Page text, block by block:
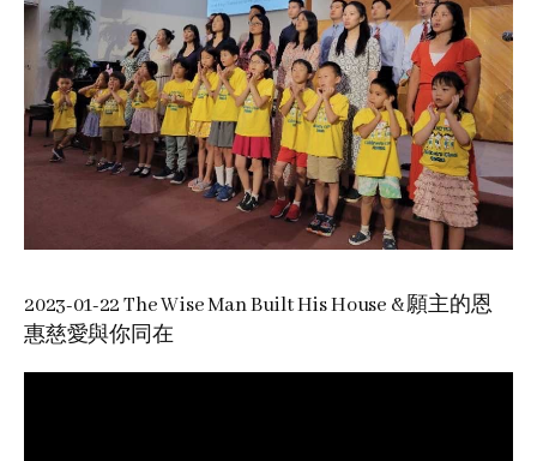
2023-01-22 The Wise Man Built His House & 願主的恩
惠慈愛與你同在